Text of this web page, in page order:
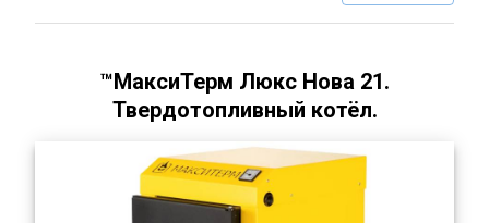
™МаксиТерм Люкс Нова 21.
Твердотопливный котёл.